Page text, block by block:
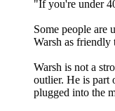
"If you're under
Some people are
Warsh as friendly
Warsh is not a
outlier. He is part
plugged into the